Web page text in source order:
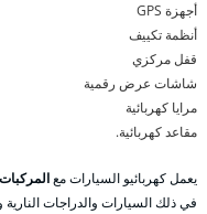
أجهزة GPS
أنظمة تكييف
قفل مركزي
شاشات عرض رقمية
مرايا كهربائية
مقاعد كهربائية.
يعمل كهربائيو السيارات معالمركبات
في ذلك السيارات والدراجات